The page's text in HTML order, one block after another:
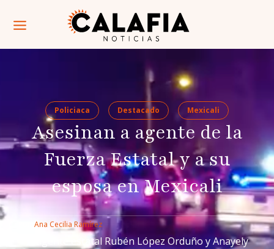
Policiaca Destacado Mexicali
Asesinan a agente de la
Fuerza Estatal y a su
esposa en Mexicali
Ana Cecilia Ramírez
El agente estatal Rubén López Orduño y Anayely